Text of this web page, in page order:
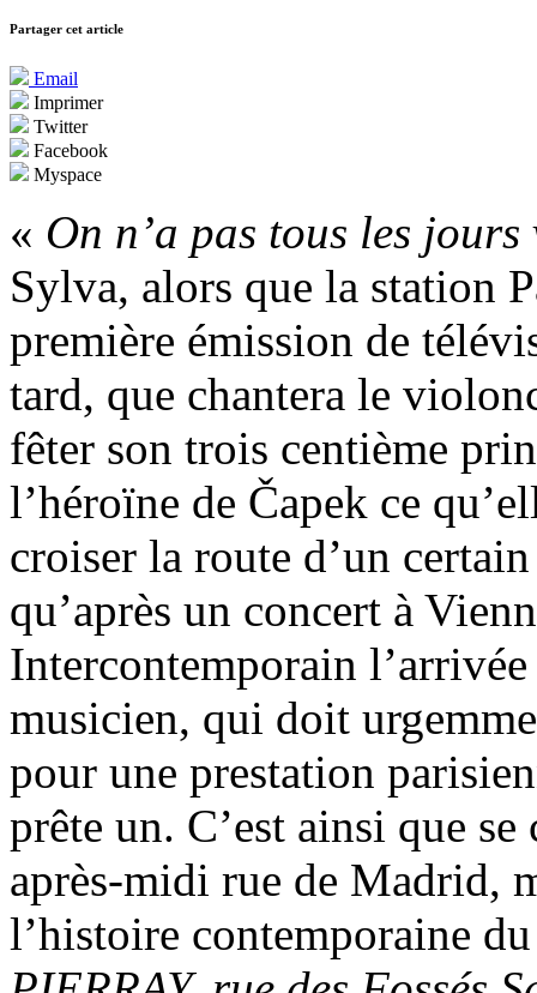
Partager cet article
Email
Imprimer
Twitter
Facebook
Myspace
« On n’a pas tous les
Sylva, alors que la station
première émission de
tard, que chantera le
fêter son trois centième
l’héroïne de Čapek ce
croiser la route d’un
qu’après un concert à
Intercontemporain
musicien, qui doit
pour une prestation
prête un. C’est ainsi que
après-midi rue de Madrid,
l’histoire contemporaine